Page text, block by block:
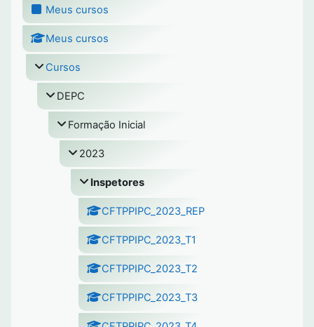
Meus cursos
Meus cursos
Cursos
DEPC
Formação Inicial
2023
Inspetores
CFTPPIPC_2023_REP
CFTPPIPC_2023_T1
CFTPPIPC_2023_T2
CFTPPIPC_2023_T3